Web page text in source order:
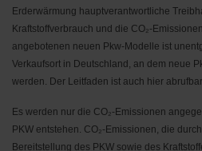
Erderwärmung hauptverantwortliche
Kraftstoffverbrauch und die CO₂-
angebotenen neuen Pkw-Modelle ist
Verkaufsort in Deutschland, an dem neue
werden. Der Leitfaden ist auch hier
Es werden nur die CO₂-Emissionen
PKW entstehen. CO₂-Emissionen, die
Bereitstellung des PKW sowie des